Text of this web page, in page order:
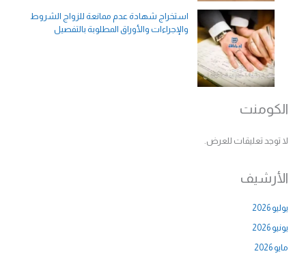
استخراج شهادة عدم ممانعة للزواج الشروط
والإجراءات والأوراق المطلوبة بالتفصيل
الكومنت
لا توجد تعليقات للعرض.
الأرشيف
يوليو 2026
يونيو 2026
مايو 2026